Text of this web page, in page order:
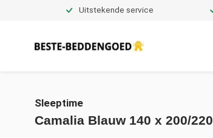
Uitstekende service
Sleeptime
Camalia Blauw 140 x 200/220